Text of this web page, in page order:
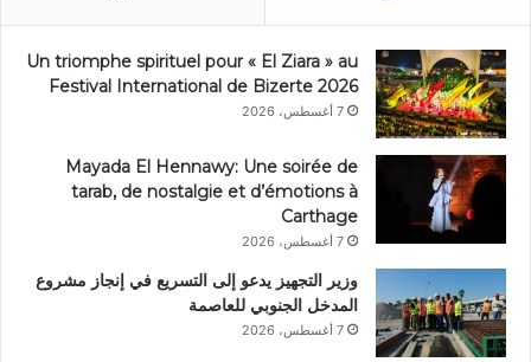
Un triomphe spirituel pour « El Ziara » au
Festival International de Bizerte 2026
7 أغسطس، 2026
Mayada El Hennawy: Une soirée de
tarab, de nostalgie et d’émotions à
Carthage
7 أغسطس، 2026
وزير التجهيز يدعو إلى التسريع في إنجاز مشروع
المدخل الجنوبي للعاصمة
7 أغسطس، 2026